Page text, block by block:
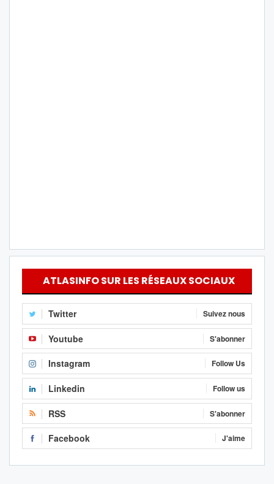
ATLASINFO SUR LES RÉSEAUX SOCIAUX
Twitter Suivez nous
Youtube S'abonner
Instagram Follow Us
Linkedin Follow us
RSS S'abonner
Facebook J'aime